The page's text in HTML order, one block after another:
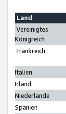
Land
Vereinigtes
Königreich
Frankreich
Italien
Irland
Niederlande
Spanien